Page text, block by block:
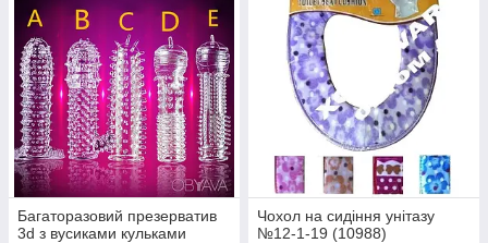
Багаторазовий презерватив
3d з вусиками кульками
Чохол на сидіння унітазу
№12-1-19 (10988)